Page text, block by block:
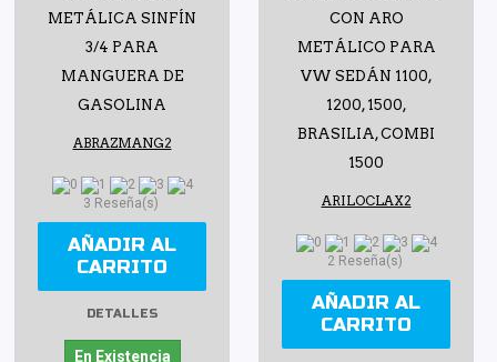
METÁLICA SINFÍN
3/4 PARA
MANGUERA DE
GASOLINA
ABRAZMANG2
3 Reseña(s)
AÑADIR AL
CARRITO
DETALLES
En Existencia
CON ARO
METÁLICO PARA
VW SEDÁN 1100,
1200, 1500,
BRASILIA, COMBI
1500
ARILOCLAX2
2 Reseña(s)
AÑADIR AL
CARRITO